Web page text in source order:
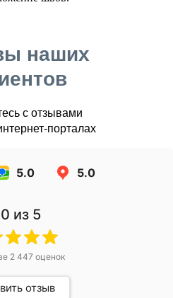
наших
с отзывами
порталах
5.0 5.0
из 5
2 447 оценок
отзыв